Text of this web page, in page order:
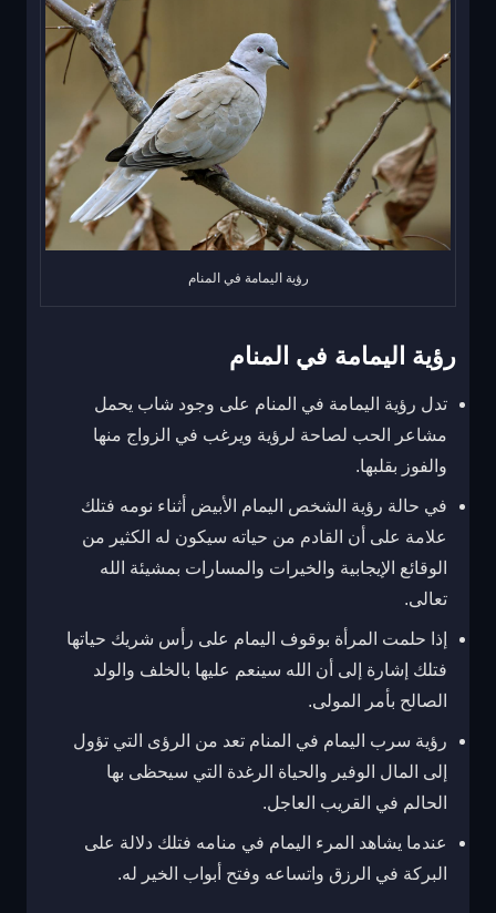
رؤية اليمامة في المنام
رؤية اليمامة في المنام
تدل رؤية اليمامة في المنام على وجود شاب يحمل
مشاعر الحب لصاحة لرؤية ويرغب في الزواج منها
والفوز بقلبها.
في حالة رؤية الشخص اليمام الأبيض أثناء نومه فتلك
علامة على أن القادم من حياته سيكون له الكثير من
الوقائع الإيجابية والخيرات والمسارات بمشيئة الله
تعالى.
إذا حلمت المرأة بوقوف اليمام على رأس شريك حياتها
فتلك إشارة إلى أن الله سينعم عليها بالخلف والولد
الصالح بأمر المولى.
رؤية سرب اليمام في المنام تعد من الرؤى التي تؤول
إلى المال الوفير والحياة الرغدة التي سيحظى بها
الحالم في القريب العاجل.
عندما يشاهد المرء اليمام في منامه فتلك دلالة على
البركة في الرزق واتساعه وفتح أبواب الخير له.